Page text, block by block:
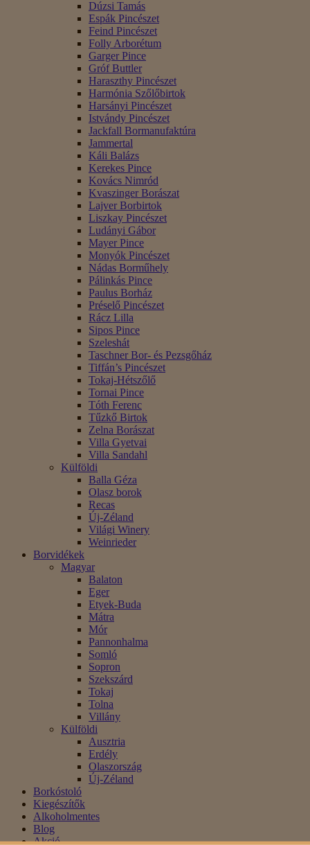
Dúzsi Tamás
Espák Pincészet
Feind Pincészet
Folly Arborétum
Garger Pince
Gróf Buttler
Haraszthy Pincészet
Harmónia Szőlőbirtok
Harsányi Pincészet
Istvándy Pincészet
Jackfall Bormanufaktúra
Jammertal
Káli Balázs
Kerekes Pince
Kovács Nimród
Kvaszinger Borászat
Lajver Borbirtok
Liszkay Pincészet
Ludányi Gábor
Mayer Pince
Monyók Pincészet
Nádas Borműhely
Pálinkás Pince
Paulus Borház
Préselő Pincészet
Rácz Lilla
Sipos Pince
Szeleshát
Taschner Bor- és Pezsgőház
Tiffán’s Pincészet
Tokaj-Hétszőlő
Tornai Pince
Tóth Ferenc
Tűzkő Birtok
Zelna Borászat
Villa Gyetvai
Villa Sandahl
Külföldi
Balla Géza
Olasz borok
Recas
Új-Zéland
Világi Winery
Weinrieder
Borvidékek
Magyar
Balaton
Eger
Etyek-Buda
Mátra
Mór
Pannonhalma
Somló
Sopron
Szekszárd
Tokaj
Tolna
Villány
Külföldi
Ausztria
Erdély
Olaszország
Új-Zéland
Borkóstoló
Kiegészítők
Alkoholmentes
Blog
Akció